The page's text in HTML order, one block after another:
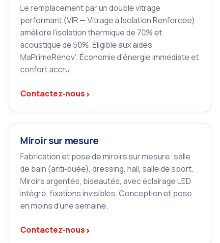
Le remplacement par un double vitrage
performant (VIR — Vitrage à Isolation Renforcée)
améliore l'isolation thermique de 70% et
acoustique de 50%. Éligible aux aides
MaPrimeRénov'. Économie d'énergie immédiate et
confort accru.
Contactez‑nous›
Miroir sur mesure
Fabrication et pose de miroirs sur mesure: salle
de bain (anti‑buée), dressing, hall, salle de sport.
Miroirs argentés, biseautés, avec éclairage LED
intégré, fixations invisibles. Conception et pose
en moins d'une semaine.
Contactez‑nous›